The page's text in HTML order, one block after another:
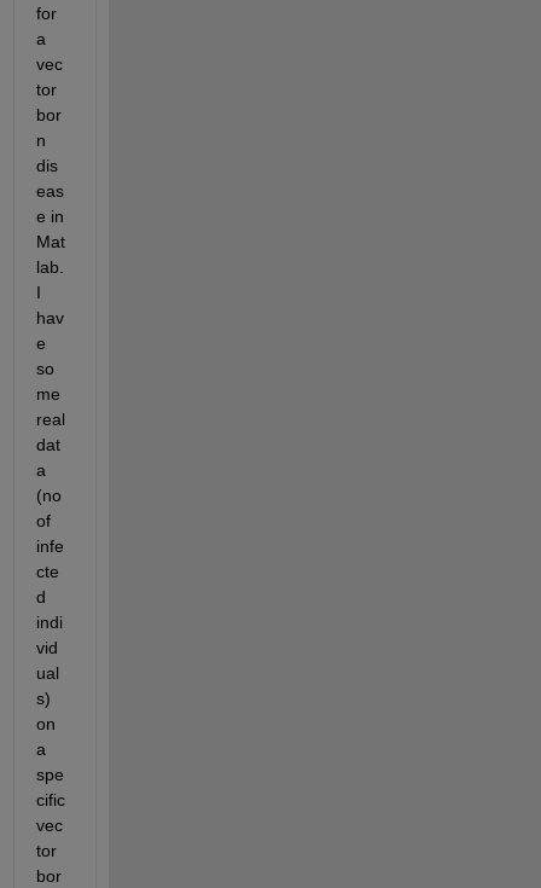
for
a
vec
tor
bor
n
dis
eas
e in
Mat
lab.
I
hav
e
so
me
real
dat
a
(no
of
infe
cte
d
indi
vid
ual
s)
on
a
spe
cific
vec
tor
bor